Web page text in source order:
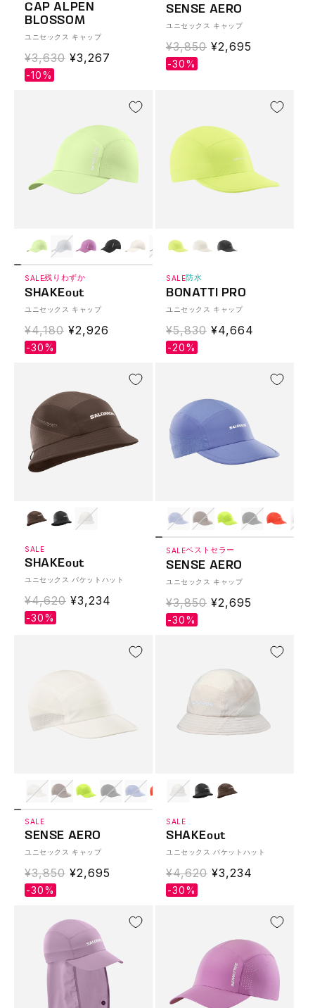
CAP ALPEN
BLOSSOM
ユニセックス キャップ
通
常
¥3,630 Translation
¥3,267
-10%
SENSE AERO
ユニセックス キャップ
通
常
¥3,850 Translation
¥2,695
-30%
SALE残りわずか
SHAKEout
ユニセックス キャップ
通
常
¥4,180 Translation
¥2,926
-30%
SALE防水
BONATTI PRO
ユニセックス キャップ
通
常
¥5,830 Translation
¥4,664
-20%
SALE
SHAKEout
ユニセックス バケットハット
通
常
¥4,620 Translation
¥3,234
-30%
SALEベストセラー
SENSE AERO
ユニセックス キャップ
通
常
¥3,850 Translation
¥2,695
-30%
SALE
SENSE AERO
ユニセックス キャップ
通
常
¥3,850 Translation
¥2,695
-30%
SALE
SHAKEout
ユニセックス バケットハット
通
常
¥4,620 Translation
¥3,234
-30%